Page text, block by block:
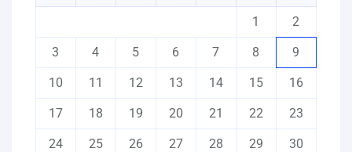
1 2
3 4 5 6 7 8 9
10 11 12 13 14 15 16
17 18 19 20 21 22 23
24 25 26 27 28 29 30